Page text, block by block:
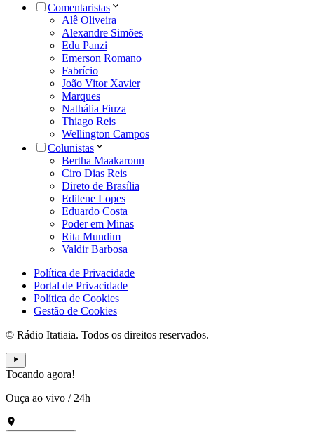
Comentaristas
Alê Oliveira
Alexandre Simões
Edu Panzi
Emerson Romano
Fabrício
João Vitor Xavier
Marques
Nathália Fiuza
Thiago Reis
Wellington Campos
Colunistas
Bertha Maakaroun
Ciro Dias Reis
Direto de Brasília
Edilene Lopes
Eduardo Costa
Poder em Minas
Rita Mundim
Valdir Barbosa
Política de Privacidade
Portal de Privacidade
Política de Cookies
Gestão de Cookies
© Rádio Itatiaia. Todos os direitos reservados.
Tocando agora!
Ouça ao vivo / 24h